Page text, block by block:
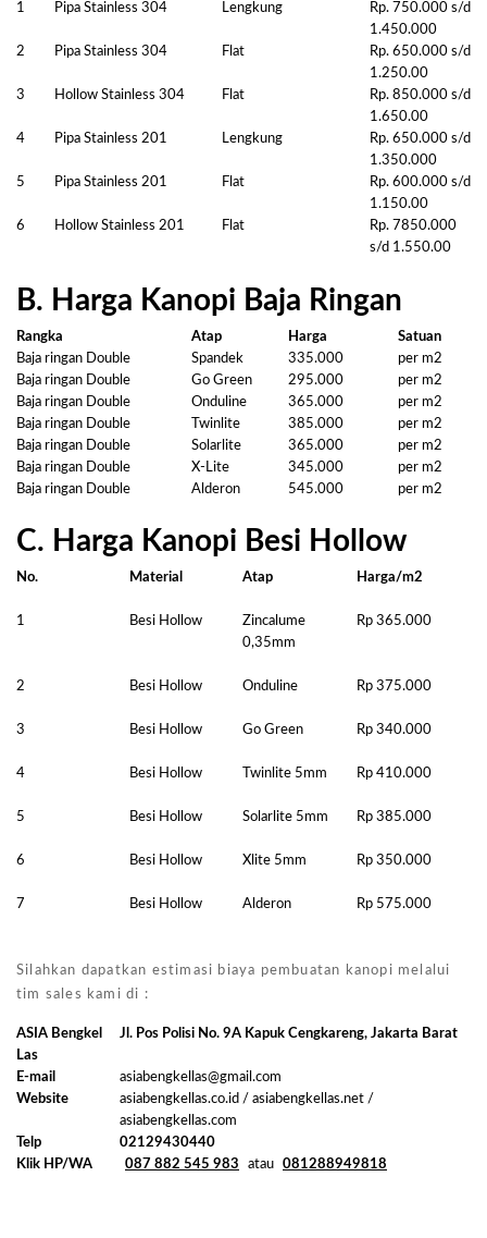
1
Pipa Stainless 304 Lengkung
Rp. 750.000 s/d
1.450.000
2
Pipa Stainless 304 Flat
Rp. 650.000 s/d
1.250.00
3
Hollow Stainless 304 Flat
Rp. 850.000 s/d
1.650.00
4
Pipa Stainless 201 Lengkung
Rp. 650.000 s/d
1.350.000
5
Pipa Stainless 201 Flat
Rp. 600.000 s/d
1.150.00
6
Hollow Stainless 201 Flat
Rp. 7850.000
s/d 1.550.00
B. Harga Kanopi Baja Ringan
Rangka Atap Harga
Satuan
Baja ringan Double
Spandek 335.000
per m2
Baja ringan Double
Go Green 295.000
per m2
Baja ringan Double
Onduline 365.000
per m2
Baja ringan Double
Twinlite 385.000
per m2
Baja ringan Double
Solarlite 365.000
per m2
Baja ringan Double
X-Lite 345.000
per m2
Baja ringan Double
Alderon 545.000 per m2
C. Harga Kanopi Besi Hollow
No. Material Atap Harga/m2
1 Besi Hollow
Zincalume
0,35mm
Rp 365.000
2 Besi Hollow Onduline Rp 375.000
3 Besi Hollow Go Green Rp 340.000
4 Besi Hollow Twinlite 5mm Rp 410.000
5 Besi Hollow Solarlite 5mm Rp 385.000
6 Besi Hollow Xlite 5mm Rp 350.000
7 Besi Hollow Alderon Rp 575.000
Silahkan dapatkan estimasi biaya pembuatan kanopi melalui
tim sales kami di :
ASIA Bengkel
Las
Jl. Pos Polisi No. 9A Kapuk Cengkareng, Jakarta Barat
E-mail
asiabengkellas@gmail.com
Website
asiabengkellas.co.id / asiabengkellas.net /
asiabengkellas.com
Telp
02129430440
Klik HP/WA
087 882 545 983 atau 081288949818